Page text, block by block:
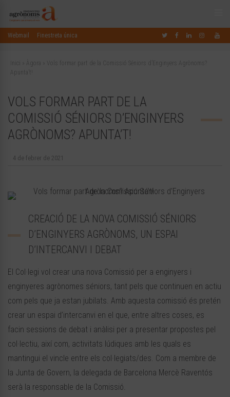
Webmail Finestreta única
Inici Àgora
Vols formar part de la Comissió Séniors d’Enginyers Agrònoms?
Apunta’t!
VOLS FORMAR PART DE LA
COMISSIÓ SÉNIORS D’ENGINYERS
AGRÒNOMS? APUNTA’T!
4 de febrer de 2021
CREACIÓ DE LA NOVA COMISSIÓ SÉNIORS
D’ENGINYERS AGRÒNOMS, UN ESPAI
D’INTERCANVI I DEBAT
El Col·legi vol crear una nova Comissió per a enginyers i
enginyeres agrònomes séniors, tant pels que continuen en actiu
com pels que ja estan jubilats. Amb aquesta comissió és pretén
crear un espai d’intercanvi en el que, entre altres coses, es
facin sessions de debat i anàlisi per a presentar propostes pel
col·lectiu, així com, activitats lúdiques amb les quals es
mantingui el vincle entre els col·legiats/des. Com a membre de
la Junta de Govern, la delegada de Barcelona Mercè Raventós
serà la responsable de la Comissió.